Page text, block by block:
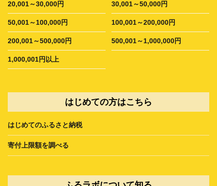
20,001～30,000円 30,001～50,000円
50,001～100,000円 100,001～200,000円
200,001～500,000円 500,001～1,000,000円
1,000,001円以上
はじめての方はこちら
はじめてのふるさと納税
寄付上限額を調べる